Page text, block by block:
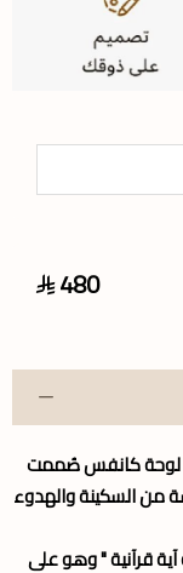
480
لوحة كانفسصُممت
من السكينة والهدوء
قرآنية " وهو على